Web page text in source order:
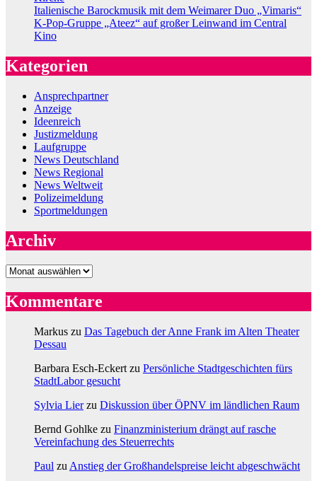
Italienische Barockmusik mit dem Weimarer Duo „Vimaris“
K-Pop-Gruppe „Ateez“ auf großer Leinwand im Central
Kino
Kategorien
Ansprechpartner
Anzeige
Ideenreich
Justizmeldung
Laufgruppe
News Deutschland
News Regional
News Weltweit
Polizeimeldung
Sportmeldungen
Archiv
Archiv
Kommentare
Markus zu Das Tagebuch der Anne Frank im Alten Theater
Dessau
Barbara Esch-Eckert zu Persönliche Stadtgeschichten fürs
StadtLabor gesucht
Sylvia Lierzu Diskussion über ÖPNV im ländlichen Raum
Bernd Gohlke zu Finanzministerium drängt auf rasche
Vereinfachung des Steuerrechts
Paul zu Anstieg der Großhandelspreise leicht abgeschwächt